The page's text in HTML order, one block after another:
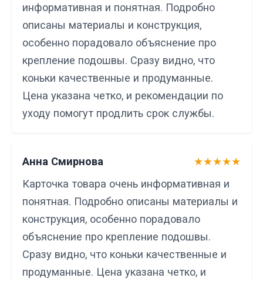
информативная и понятная. Подробно
описаны материалы и конструкция,
особенно порадовало объяснение про
крепление подошвы. Сразу видно, что
коньки качественные и продуманные.
Цена указана четко, и рекомендации по
уходу помогут продлить срок службы.
Анна Смирнова
★★★★★
Карточка товара очень информативная и
понятная. Подробно описаны материалы и
конструкция, особенно порадовало
объяснение про крепление подошвы.
Сразу видно, что коньки качественные и
продуманные. Цена указана четко, и